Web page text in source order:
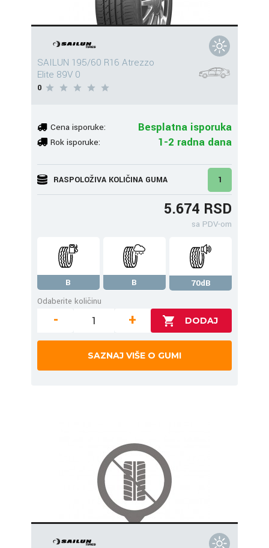
SAILUN 195/60 R16 Atrezzo
Elite 89V 0
0
Cena isporuke: Besplatna isporuka
Rok isporuke: 1-2 radna dana
RASPOLOŽIVA KOLIČINA GUMA 1
5.674 RSD
sa PDV-om
B B
70dB
Odaberite količinu
- +
SAZNAJ VIŠE O GUMI